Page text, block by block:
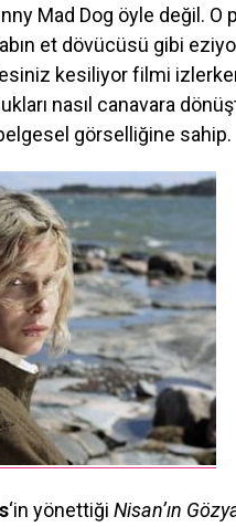
Mad Dog öyle değil. O
et dövücüsü gibi
kesiliyor filmi
nasıl canavara
görselliğine sahip.
‘in yönettiği Nisan’ın